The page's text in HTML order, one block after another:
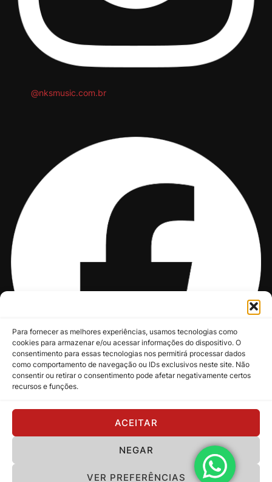
Para fornecer as melhores experiências, usamos tecnologias como
cookies para armazenar e/ou acessar informações do dispositivo. O
consentimento para essas tecnologias nos permitirá processar dados
como comportamento de navegação ou IDs exclusivos neste site. Não
consentir ou retirar o consentimento pode afetar negativamente certos
recursos e funções.
ACEITAR
NEGAR
VER PREFERÊNCIAS
@nksmusic.com.br
@nksmusic
Política de Privacidade